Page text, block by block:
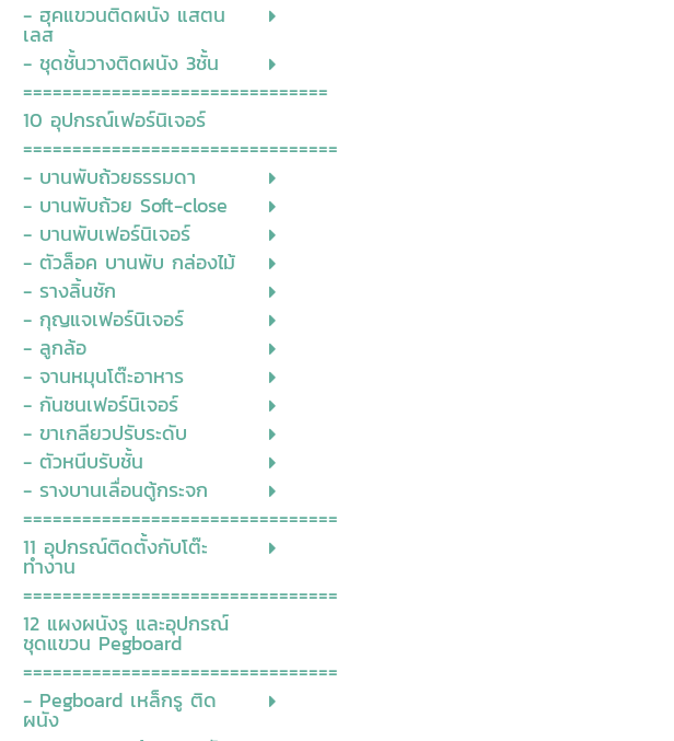
- ฮุคแขวนติดผนัง แสตน
เลส
- ชุดชั้นวางติดผนัง 3ชั้น
===============================
10 อุปกรณ์เฟอร์นิเจอร์
================================
- บานพับถ้วยธรรมดา
- บานพับถ้วย Soft-close
- บานพับเฟอร์นิเจอร์
- ตัวล็อค บานพับ กล่องไม้
- รางลิ้นชัก
- กุญแจเฟอร์นิเจอร์
- ลูกล้อ
- จานหมุนโต๊ะอาหาร
- กันชนเฟอร์นิเจอร์
- ขาเกลียวปรับระดับ
- ตัวหนีบรับชั้น
- รางบานเลื่อนตู้กระจก
================================
11 อุปกรณ์ติดตั้งกับโต๊ะ
ทำงาน
================================
12 แผงผนังรู และอุปกรณ์
ชุดแขวน Pegboard
================================
- Pegboard เหล็กรู ติด
ผนัง